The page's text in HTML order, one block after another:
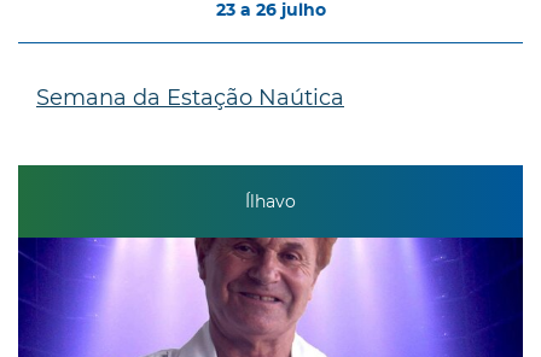
23 a 26 julho
Semana da Estação Naútica
Ílhavo